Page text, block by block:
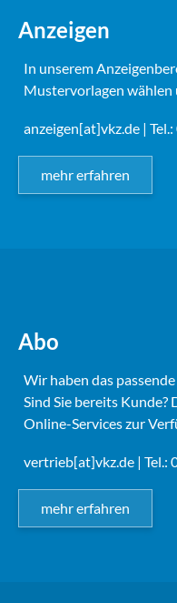
Anzeigen
In unserem
Mustervorlagen wählen
anzeigen[at]vkz.de |
mehr erfahren
Abo
Wir haben das passende
Sind Sie bereits Kunde?
Online-Services zur
vertrieb[at]vkz.de | Tel.:
mehr erfahren